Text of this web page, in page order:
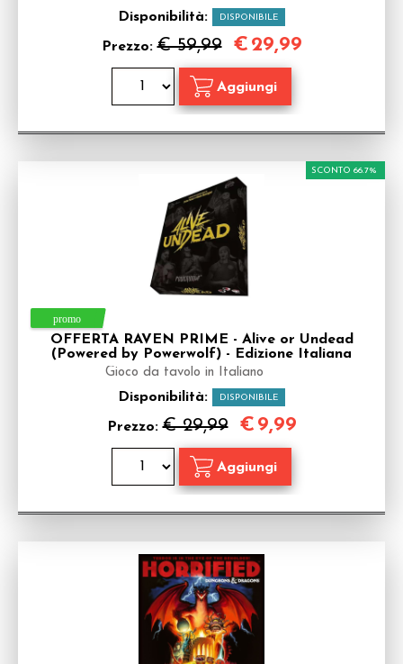
Disponibilità: DISPONIBILE
Prezzo:€ 59,99 € 29,99
OFFERTA RAVEN PRIME - Alive or Undead
(Powered by Powerwolf) - Edizione Italiana
Gioco da tavolo in Italiano
Disponibilità: DISPONIBILE
Prezzo:€ 29,99
SCONTO 66.7%
€ 9,99